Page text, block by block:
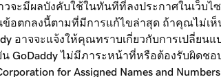
วจะมีผลบังคับใช้ในทันทีที่ลงประกาศในเว็บ
ตกลงนี้ตามที่มีการแก้ไขล่าสุด ถ้าคุณไม่เห็
อาจจะแจ้งให้คุณทราบเกี่ยวกับการเปลี่
น GoDaddy ไม่มีภาระหน้าที่หรือต้องรับผิด
for Assigned Names and